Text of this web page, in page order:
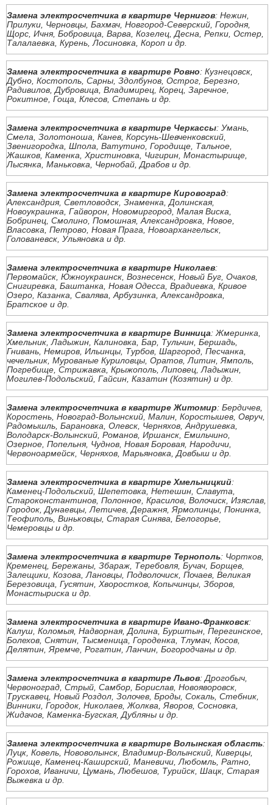
Замена электросчетчика в квартире Чернигов: Нежин,
Прилуки, Черновцы, Бахмач, Новгород-Северский, Городня,
Щорс, Ичня, Бобровица, Варва, Козелец, Десна, Репки, Остер,
Талалаевка, Курень, Лосиновка, Короп и др.
Замена электросчетчика в квартире Ровно: Кузнецовск,
Дубно, Костополь, Сарны, Здолбунов, Острог, Березно,
Радивилов, Дубровица, Владимирец, Корец, Заречное,
Рокитное, Гоща, Клесов, Степань и др.
Замена электросчетчика в квартире Черкассы: Умань,
Смела, Золотоноша, Канев, Корсунь-Шевченковский,
Звенигородка, Шпола, Ватутино, Городище, Тальное,
Жашков, Каменка, Христиновка, Чигирин, Монастырище,
Лысянка, Маньковка, Чернобай, Драбов и др.
Замена электросчетчика в квартире Кировоград:
Александрия, Светловодск, Знаменка, Долинская,
Новоукраинка, Гайворон, Новомиргород, Малая Виска,
Бобринец, Смолино, Помошная, Александровка, Новое,
Власовка, Петрово, Новая Прага, Новоархангельск,
Голованевск, Ульяновка и др.
Замена электросчетчика в квартире Николаев:
Первомайск, Южноукраинск, Вознесенск, Новый Буг, Очаков,
Снигиревка, Баштанка, Новая Одесса, Врадиевка, Кривое
Озеро, Казанка, Свалява, Арбузинка, Александровка,
Братское и др.
Замена электросчетчика в квартире Винница: Жмеринка,
Хмельник, Ладыжин, Калиновка, Бар, Тульчин, Бершадь,
Гнивань, Немиров, Ильинцы, Турбов, Шаргород, Песчанка,
чечельник, Мурованые Куриловцы, Оратов, Литин, Ямполь,
Погребище, Стрижавка, Крыжополь, Липовец, Ладыжин,
Могилев-Подольский, Гайсин, Казатин (Козятин) и др.
Замена электросчетчика в квартире Житомир: Бердичев,
Коростень, Новоград-Волынский, Малин, Коростышев, Овруч,
Радомышль, Барановка, Олевск, Черняхов, Андрушевка,
Володарск-Волынский, Романов, Иршанск, Емильчино,
Озерное, Попельня, Чуднов, Новая Боровая, Народичи,
Червоноармейск, Черняхов, Марьяновка, Довбыш и др.
Замена электросчетчика в квартире Хмельницкий:
Каменец-Подольский, Шепетовка, Нетешин, Славута,
Староконстантинов, Полонное, Красилов, Волочиск, Изяслав,
Городок, Дунаевцы, Летичев, Деражня, Ярмолинцы, Понинка,
Теофиполь, Виньковцы, Старая Синява, Белогорье,
Чемеровцы и др.
Замена электросчетчика в квартире Тернополь: Чортков,
Кременец, Бережаны, Збараж, Теребовля, Бучач, Борщев,
Залещики, Козова, Лановцы, Подволочиск, Почаев, Великая
Березовица, Гусятин, Хворостков, Копычинцы, Зборов,
Монастыриска и др.
Замена электросчетчика в квартире Ивано-Франковск:
Калуш, Коломыя, Надворная, Долина, Бурштын, Перегинское,
Болехов, Снятин, Тысменица, Городенка, Тлумач, Косов,
Делятин, Яремче, Рогатин, Ланчин, Богородчаны и др.
Замена электросчетчика в квартире Львов: Дрогобыч,
Червоноград, Стрый, Самбор, Борислав, Новояворовск,
Трускавец, Новый Роздол, Золочев, Броды, Сокаль, Стебник,
Винники, Городок, Николаев, Жолква, Яворов, Сосновка,
Жидачов, Каменка-Бугская, Дубляны и др.
Замена электросчетчика в квартире Волынская область:
Луцк, Ковель, Нововолынск, Владимир-Волынский, Киверцы,
Рожище, Каменец-Каширский, Маневичи, Любомль, Ратно,
Горохов, Иваничи, Цумань, Любешов, Турийск, Шацк, Старая
Выжевка и др.